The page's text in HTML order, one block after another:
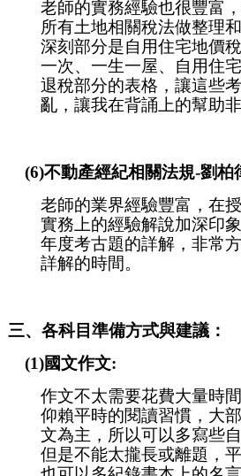
老師的實務經驗也很豐富
所有土地相關稅法做整理
深刻部分是自用住宅地價
一次、一生一屋、自用住
退稅部分的表格，讓這些
亂，讓我在背誦上的幫助非
(6)不動產經紀相關法規-劉柏
老師的業界經驗豐富，在
實務上的經驗解說加深印
年度考古題的詳解，非常
詳解的時間。
三、各科目準備方式與建議：
(1)國文作文:
作文不太需要花費大量時
仰賴平時的閱讀習慣，大
文為主，所以可以多寫些
但是不能太攏長或離題，